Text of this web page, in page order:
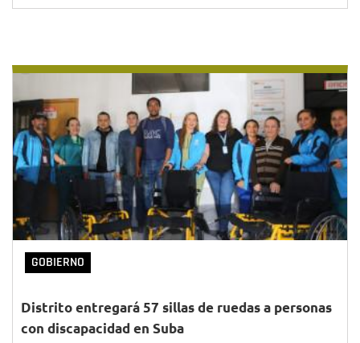
GOBIERNO
Distrito entregará 57 sillas de ruedas a personas
con discapacidad en Suba